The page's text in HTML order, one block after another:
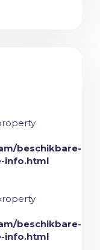
beschikbare-
info.html
beschikbare-
info.html